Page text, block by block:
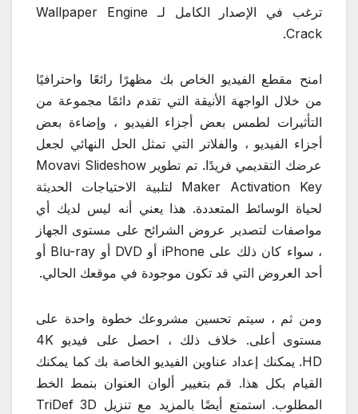
ترغب في الإصدار الكامل لـ Wallpaper Engine
Crack.
امنح مقطع الفيديو الخاص بك مظهرًا رائعًا واحترافيًا
من خلال الواجهة الأنيقة التي تقدم دائمًا مجموعة من
التأثيرات لطمس بعض أجزاء الفيديو ، وإضاءة بعض
أجزاء الفيديو ، والفلاتر التي تمثل الحل النهائي لجعل
عرضك التقديمي فريدًا. تم تطوير Movavi Slideshow
Maker Activation Key لتلبية الاحتياجات الحديثة
لحياة الوسائط المتعددة. هذا يعني أنه ليس لديك أي
مواصفات لتصدير عروض الشرائح على مستوى الجهاز
، سواء كان ذلك على iPhone أو DVD أو Blu-ray أو
أحد العروض التي قد تكون موجودة في موقعك الحالي.
ومن ثم ، سيتم تحسين مشروعك خطوة واحدة على
مستوى أعلى. خلاف ذلك ، احصل على فيديو 4K
HD. يمكنك إعداد عناوين الفيديو الخاصة بك كما يمكنك
القيام بكل هذا. قم بتغيير ألوان العنوان بنمط الخط
المطلوب. استمتع أيضًا بالمزيد مع تنزيل TriDef 3D